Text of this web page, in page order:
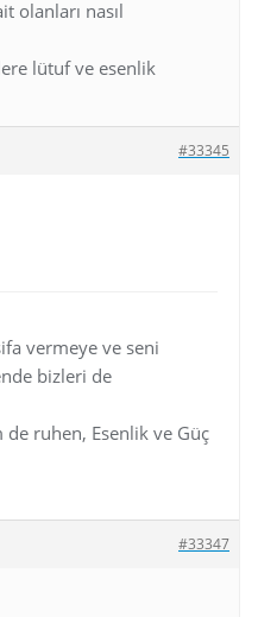
olanları nasıl
lütuf ve esenlik
#33345
vermeye ve seni
bizleri de
de ruhen, Esenlik ve Güç
#33347